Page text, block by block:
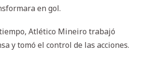
en gol.
Atlético Mineiro trabajó
y tomó el control de las acciones.